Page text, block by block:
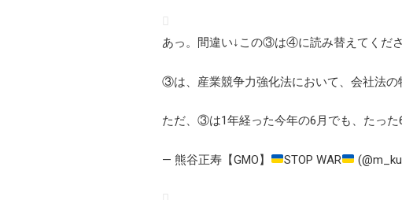
あっ。間違い↓この③は④に読み替えてくださ
③は、産業競争力強化法において、会社法の
ただ、③は1年経った今年の6月でも、たった
— 熊谷正寿【GMO】 STOP WAR